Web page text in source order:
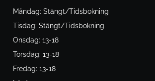
Måndag: Stängt/Tidsbokning
Tisdag: Stängt/Tidsbokning
Onsdag: 13-18
Torsdag: 13-18
Fredag: 13-18